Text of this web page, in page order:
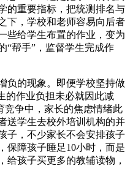
的重要指标，把统测排名与
下，学校和老师容易向后者
些给学生布置的作业，变为
“帮手”，监督学生完成作
的现象。即便学校坚持做
的作业负担未必就因此减
竞争中，家长的焦虑情绪此
送学生去校外培训机构的并
子，不少家长不会安排孩子
保障孩子睡足10小时，而是
给孩子买更多的教辅读物，